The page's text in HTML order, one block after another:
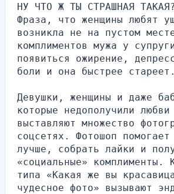
НУ ЧТО Ж ТЫ СТРАШНАЯ ТАКАЯ?
Фраза, что женщины любят
возникла не на пустом
комплиментов мужа у
появиться ожирение,
боли и она быстрее стареет.
Девушки, женщины и даже
которые недополучили
выставляют множество
соцсетях. Фотошоп
лучше, собрать лайки и
«социальные» комплименты.
типа «Какая же вы
чудесное фото» вызывают